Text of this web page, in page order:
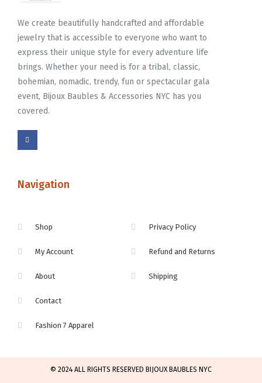
We create beautifully handcrafted and affordable
jewelry that is accessible to everyone who want to
express their unique style for every adventure life
brings. Whether your need is for a tribal, classic,
bohemian, nomadic, trendy, fun or spectacular gala
event, Bijoux Baubles & Accessories NYC has you
covered.
Navigation
Shop
My Account
About
Contact
Fashion 7 Apparel
Privacy Policy
Refund and Returns
Shipping
© 2024 ALL RIGHTS RESERVED BIJOUX BAUBLES NYC